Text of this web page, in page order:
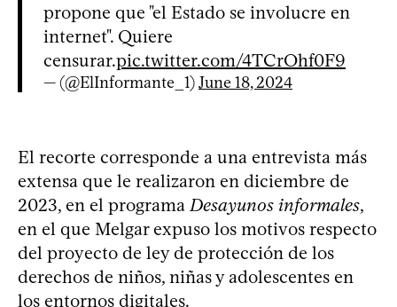
propone que "el Estado se involucre en
internet". Quiere
censurar.pic.twitter.com/4TCrOhf0F9
— (@ElInformante_1)June 18, 2024
El recorte corresponde a una entrevista más
extensa que le realizaron en diciembre de
2023, en el programa Desayunos informales,
en el que Melgar expuso los motivos respecto
del proyecto de ley de protección de los
derechos de niños, niñas y adolescentes en
los entornos digitales.